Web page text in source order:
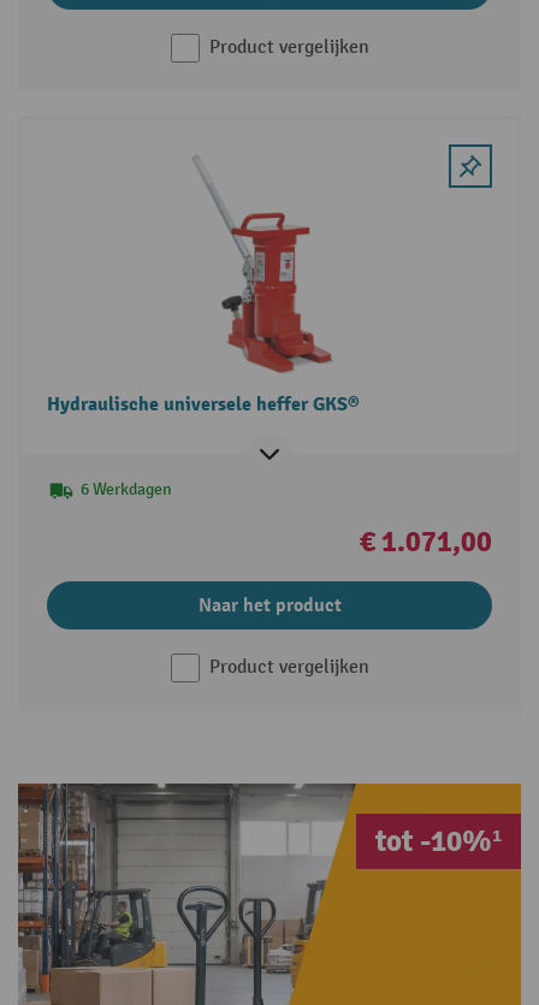
Product vergelijken
Hydraulische universele heffer GKS®
6 Werkdagen
€ 1.071,00
Naar het product
Product vergelijken
tot -10%¹